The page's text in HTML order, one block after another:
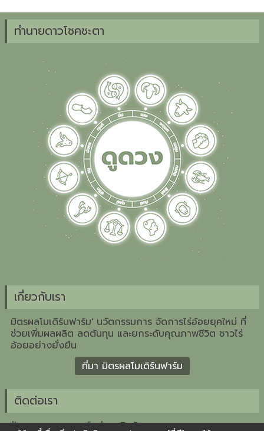
ทำนายดาวโชคชะตา
เกี่ยวกับเรา
มิตรผลโมเดิร์นฟาร์ม' นวัตกรรมการ จัดการไร่อ้อยยุคใหม่ ที่
ช่วยเพิ่มผลผลิต ลดต้นทุน และยกระดับคุณภาพชีวิต ชาวไร่
อ้อยอย่างยั่งยืน
ที่มา มิตรผลโมเดิร์นฟาร์ม
ติดต่อเรา
ฝ่ายวางแผนกลยุทธ์กลุ่มธุรกิจอ้อย